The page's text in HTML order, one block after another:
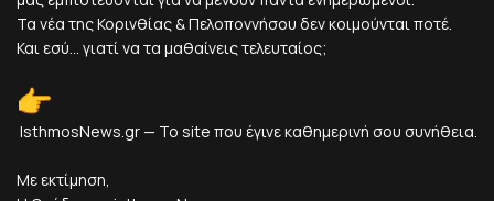
Τα νέα της Κορινθίας & Πελοποννήσου δεν κοιμούνται ποτέ.
Και εσύ... γιατί να τα μαθαίνεις τελευταίος;
IsthmosNews.gr — Το site που έγινε καθημερινή σου συνήθεια.
Με εκτίμηση,